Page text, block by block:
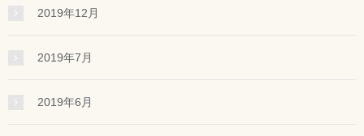
2019年12月
2019年7月
2019年6月